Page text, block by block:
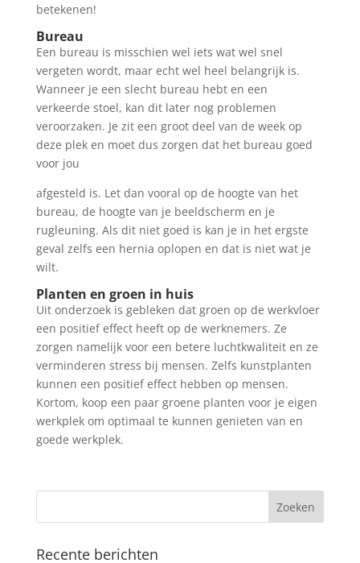
betekenen!
Bureau
Een bureau is misschien wel iets wat wel snel
vergeten wordt, maar echt wel heel belangrijk is.
Wanneer je een slecht bureau hebt en een
verkeerde stoel, kan dit later nog problemen
veroorzaken. Je zit een groot deel van de week op
deze plek en moet dus zorgen dat het bureau goed
voor jou
afgesteld is. Let dan vooral op de hoogte van het
bureau, de hoogte van je beeldscherm en je
rugleuning. Als dit niet goed is kan je in het ergste
geval zelfs een hernia oplopen en dat is niet wat je
wilt.
Planten en groen in huis
Uit onderzoek is gebleken dat groen op de werkvloer
een positief effect heeft op de werknemers. Ze
zorgen namelijk voor een betere luchtkwaliteit en ze
verminderen stress bij mensen. Zelfs kunstplanten
kunnen een positief effect hebben op mensen.
Kortom, koop een paar groene planten voor je eigen
werkplek om optimaal te kunnen genieten van en
goede werkplek.
Recente berichten